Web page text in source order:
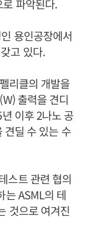
파악된다.
용인공장에서
고 있다.
리클의 개발을
출력을 견디
이후 2나노 공
견딜 수 있는 수
스트 관련 협의
는 ASML의 테
것으로 여겨진